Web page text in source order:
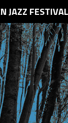
JAZZ FESTIVAL